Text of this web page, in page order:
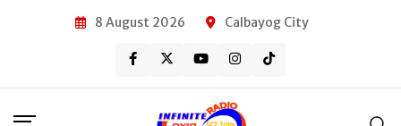
8 August 2026 Calbayog City